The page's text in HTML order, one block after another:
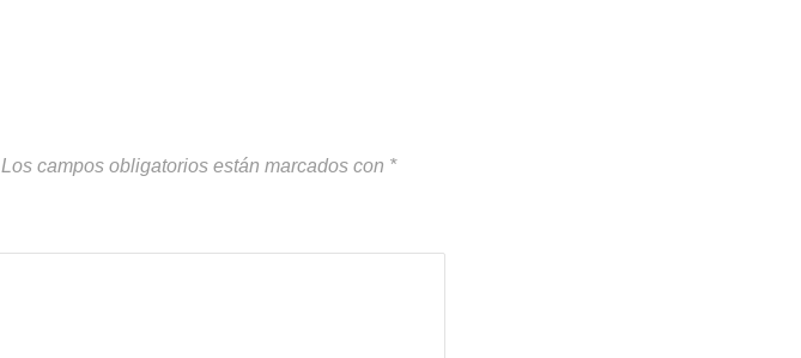
Los campos obligatorios están marcados con *